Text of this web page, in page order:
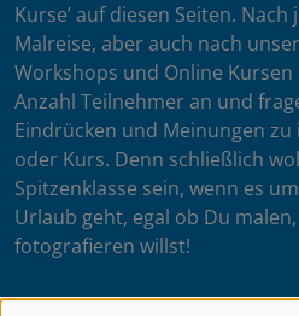
Kurse’ auf diesen Seiten.
Malreise, aber auch nach
Workshops und Online
Anzahl Teilnehmer an und
Eindrücken und Meinungen
oder Kurs. Denn schließlich
Spitzenklasse sein, wenn es
Urlaub geht, egal ob Du
fotografieren willst!